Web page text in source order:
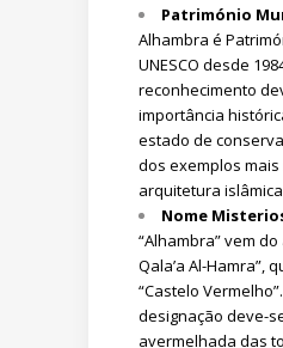
Património
Alhambra é
UNESCO desde
reconhecimento
importância
estado de
dos exemplos
arquitetura
Nome
“Alhambra” vem do
Qala’a Al-Hamra”,
“Castelo
designação deve-
avermelhada das